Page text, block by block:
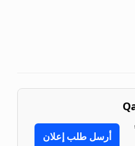
أرسل طلب إعلان